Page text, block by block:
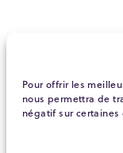
Pour offrir les
nous permettra de
négatif sur